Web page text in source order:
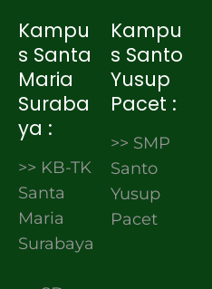
Kampu
s Santa
Maria
Suraba
ya :
>> KB-TK
Santa
Maria
Surabaya
Kampu
s Santo
Yusup
Pacet :
>> SMP
Santo
Yusup
Pacet